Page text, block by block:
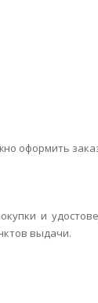
оформить
и
выдачи.